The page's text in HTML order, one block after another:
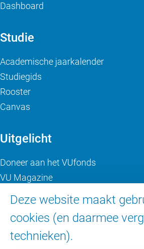
Deze website maakt
cookies (en daarmee
technieken).
Dashboard
Studie
Academische jaarkalender
Studiegids
Rooster
Canvas
Uitgelicht
Doneer aan het VUfonds
VU Magazine
Over de VU